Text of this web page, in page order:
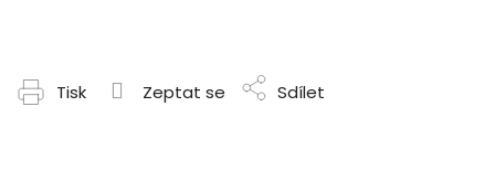
Tisk Zeptat se Sdílet